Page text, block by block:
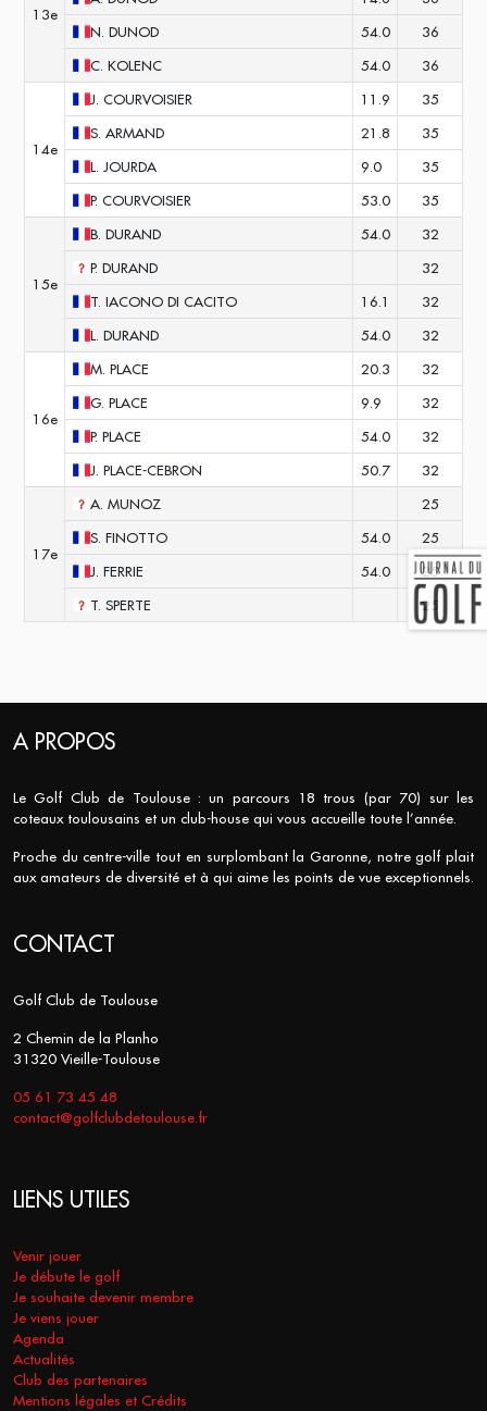
13e
N. DUNOD 54.0
36
C. KOLENC 54.0 36
14e
J. COURVOISIER 11.9
35
S. ARMAND 21.8
35
L. JOURDA 9.0
35
P. COURVOISIER 53.0 35
15e
B. DURAND 54.0
32
P. DURAND
32
T. IACONO DI CACITO 16.1
32
L. DURAND 54.0 32
16e
M. PLACE 20.3
32
G. PLACE 9.9
32
P. PLACE 54.0
32
J. PLACE-CEBRON 50.7 32
17e
A. MUNOZ
25
S. FINOTTO 54.0
25
J. FERRIE 54.0
25
T. SPERTE 25
A PROPOS
Le Golf Club de Toulouse : un parcours 18 trous (par 70) sur les
coteaux toulousains et un club-house qui vous accueille toute l’année.
Proche du centre-ville tout en surplombant la Garonne, notre golf plait
aux amateurs de diversité et à qui aime les points de vue exceptionnels.
CONTACT
Golf Club de Toulouse
2 Chemin de la Planho
31320 Vieille-Toulouse
05 61 73 45 48
contact@golfclubdetoulouse.fr
LIENS UTILES
Venir jouer
Je débute le golf
Je souhaite devenir membre
Je viens jouer
Agenda
Actualités
Club des partenaires
Mentions légales et Crédits